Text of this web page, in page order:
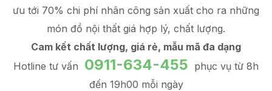
ưu tới 70% chi phí nhân công sản xuất cho ra những
món đồ nội thất giá hợp lý, chất lượng.
Cam kết chất lượng, giá rẻ, mẫu mã đa dạng
Hotline tư vấn 0911-634-455 phục vụ từ 8h
đến 19h00 mỗi ngày